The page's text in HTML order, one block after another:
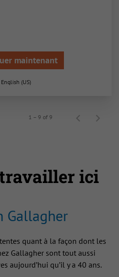
maintenant
English (US)
1 – 9 of 9
ici
Gallagher
quant à la façon dont les
Gallagher sont tout aussi
aujourd’hui qu’il y a 40 ans.